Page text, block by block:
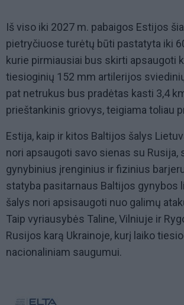
Iš viso iki 2027 m. pabaigos Estijos
pietryčiuose turėtų būti pastatyta iki
kurie pirmiausiai bus skirti apsaugoti
tiesioginių 152 mm artilerijos
pat netrukus bus pradėtas kasti 3,4
prieštankinis griovys, teigiama toliau
Estija, kaip ir kitos Baltijos šalys
nori apsaugoti savo sienas su Rusija,
gynybinius įrenginius ir fizinius
statyba pasitarnaus Baltijos gynybos
šalys nori apsisaugoti nuo galimų
Taip vyriausybės Taline, Vilniuje ir
Rusijos karą Ukrainoje, kurį laiko
nacionaliniam saugumui.